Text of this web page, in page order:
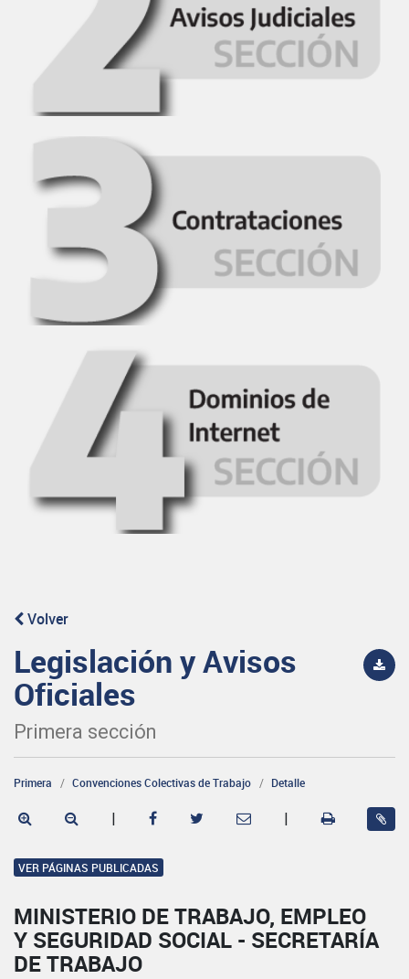
Volver
Legislación y Avisos
Oficiales
Primera sección
Primera Convenciones Colectivas de Trabajo Detalle
| |
VER PÁGINAS PUBLICADAS
MINISTERIO DE TRABAJO, EMPLEO
Y SEGURIDAD SOCIAL - SECRETARÍA
DE TRABAJO